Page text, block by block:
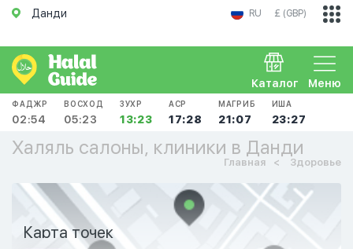
Данди RU £ (GBP)
Меню
Каталог
ФАДЖР
02:54
ВОСХОД
05:23
ЗУХР
13:23
АСР
17:28
МАГРИБ
21:07
ИША
23:27
Халяль салоны, клиники в Данди
Главная Здоровье
Карта точек